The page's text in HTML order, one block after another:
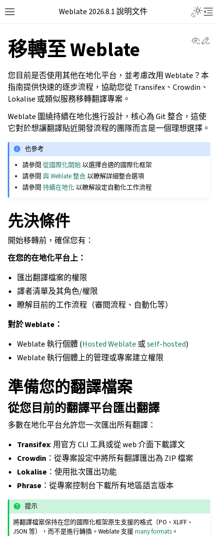
Weblate 2026.8.1 說明文件
移轉至 Weblate
您目前是否使用其他在地化平台，並考慮改用 Weblate？本
指南提供快速的逐步流程，協助您從 Transifex、Crowdin、
Lokalise 或類似服務移轉翻譯專案。
Weblate 圍繞持續在地化進行設計，核心為 Git 整合，這使
它對於想讓翻譯貼近開發流程的團隊而言是一個理想選擇。
也參考
請參閱從國際化開始以選擇合適的國際化框架
請參閱與 Weblate 整合以瞭解詳細整合選項
請參閱持續在地化以瞭解設定自動化工作流程
先決條件
開始移轉前，確保您有：
在您的在地化平台上：
匯出翻譯檔案的權限
譯者清單及其角色/權限
瞭解目前的工作流程（審閱流程、自動化等）
對於 Weblate：
Weblate 執行個體 (Hosted Weblate 或self-hosted)
Weblate 執行個體上的管理或專案建立權限
準備您的翻譯檔案
從您目前的翻譯平台匯出翻譯
多數在地化平台允許您一次匯出所有翻譯：
Transifex: 用官方 CLI 工具或從 web 介面下載譯文
Crowdin ：從專案設定中將所有翻譯匯出為 ZIP 檔案
Lokalise ：使用批次匯出功能
Phrase ：從專案控制台下載所有地區語言版本
提示
將翻譯檔案保持在您的國際化框架原生支援的格式（PO、XLIFF、
JSON 等），而不是進行轉換。Weblate 支援many formats 。